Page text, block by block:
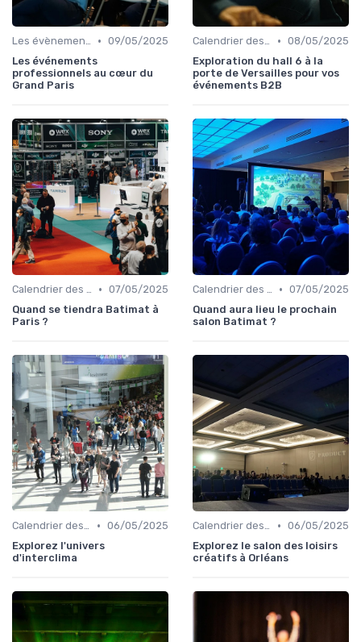
Les évènements par régions • 09/05/2025
Les événements
professionnels au cœur du
Grand Paris
Calendrier des Événements par Secteur • 08/05/2025
Exploration du hall 6 à la
porte de Versailles pour vos
événements B2B
Calendrier des Événements par Secteur • 07/05/2025
Quand se tiendra Batimat à
Paris ?
Calendrier des Événements par Secteur • 07/05/2025
Quand aura lieu le prochain
salon Batimat ?
Calendrier des Événements par Secteur • 06/05/2025
Explorez l'univers
d'interclima
Calendrier des Événements par Secteur • 06/05/2025
Explorez le salon des loisirs
créatifs à Orléans